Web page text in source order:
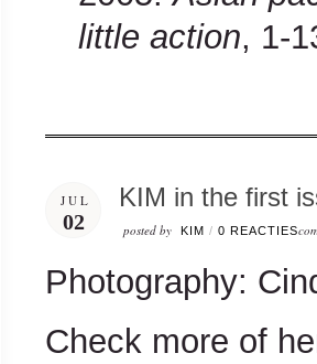
little action, 1-
JUL
02
KIM in the first
posted by KIM / 0 REACTIES
Photography:
Check more of